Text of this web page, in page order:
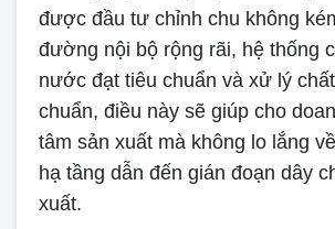
được đầu tư chỉnh chu không
đường nội bộ rộng rãi, hệ thống
nước đạt tiêu chuẩn và xử lý
chuẩn, điều này sẽ giúp cho
tâm sản xuất mà không lo lắng
hạ tầng dẫn đến gián đoạn dây
xuất.